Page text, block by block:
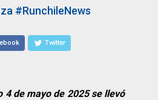
#RunchileNews
Twitter
4 de mayo de 2025 se llevó